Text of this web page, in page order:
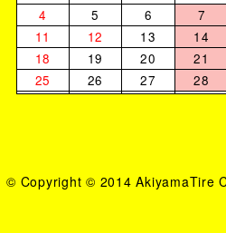
4
5 6 7
11
12 13 14
18
19 20 21
25
26 27 28
© Copyright © 2014 AkiyamaTire